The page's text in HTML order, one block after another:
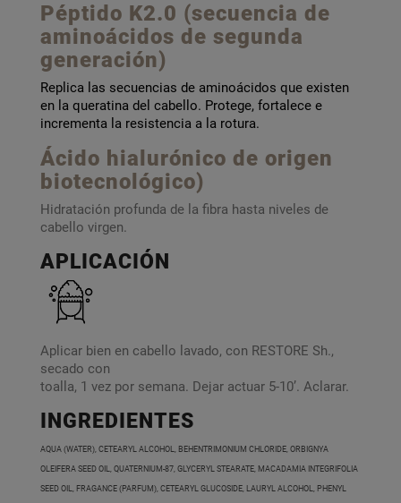
Péptido K2.0 (secuencia de
aminoácidos de segunda
generación)
Replica las secuencias de aminoácidos que existen
en la queratina del cabello. Protege, fortalece e
incrementa la resistencia a la rotura.
Ácido hialurónico de origen
biotecnológico)
Hidratación profunda de la fibra hasta niveles de
cabello virgen.
APLICACIÓN
Aplicar bien en cabello lavado, con RESTORE Sh.,
secado con
toalla, 1 vez por semana. Dejar actuar 5-10’. Aclarar.
INGREDIENTES
AQUA (WATER), CETEARYL ALCOHOL, BEHENTRIMONIUM CHLORIDE, ORBIGNYA
OLEIFERA SEED OIL, QUATERNIUM-87, GLYCERYL STEARATE, MACADAMIA INTEGRIFOLIA
SEED OIL, FRAGANCE (PARFUM), CETEARYL GLUCOSIDE, LAURYL ALCOHOL, PHENYL